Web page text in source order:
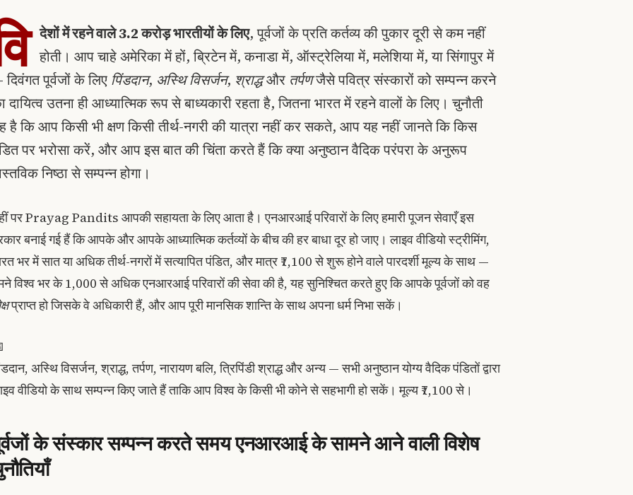
देशों में रहने वाले 3.2 करोड़ भारतीयों के लिए, पूर्वजों के प्रति कर्तव्य की पुकार दूरी से कम नहीं
होती। आप चाहे अमेरिका में हों, ब्रिटेन में, कनाडा में, ऑस्ट्रेलिया में, मलेशिया में, या सिंगापुर में
पूर्वजों के लिए पिंडदान, अस्थि विसर्जन, श्राद्धऔर तर्पणजैसे पवित्र संस्कारों को सम्पन्न करने
दायित्व उतना ही आध्यात्मिक रूप से बाध्यकारी रहता है, जितना भारत में रहने वालों के लिए। चुनौती
है कि आप किसी भी क्षण किसी तीर्थ-नगरी की यात्रा नहीं कर सकते, आप यह नहीं जानते कि किस
पर भरोसा करें, और आप इस बात की चिंता करते हैं कि क्या अनुष्ठान वैदिक परंपरा के अनुरूप
निष्ठा से सम्पन्न होगा।
पर Prayag Pandits आपकी सहायता के लिए आता है। एनआरआई परिवारों के लिए हमारी पूजन सेवाएँ इस
बनाई गई हैं कि आपके और आपके आध्यात्मिक कर्तव्यों के बीच की हर बाधा दूर हो जाए। लाइव वीडियो स्ट्रीमिंग,
भर में सात या अधिक तीर्थ-नगरों में सत्यापित पंडित, और मात्र ₹7,100 से शुरू होने वाले पारदर्शी मूल्य के साथ —
विश्व भर के 1,000 से अधिक एनआरआई परिवारों की सेवा की है, यह सुनिश्चित करते हुए कि आपके पूर्वजों को वह
प्राप्त हो जिसके वे अधिकारी हैं, और आप पूरी मानसिक शान्ति के साथ अपना धर्म निभा सकें।
अस्थि विसर्जन, श्राद्ध, तर्पण, नारायण बलि, त्रिपिंडी श्राद्ध और अन्य — सभी अनुष्ठान योग्य वैदिक पंडितों द्वारा
वीडियो के साथ सम्पन्न किए जाते हैं ताकि आप विश्व के किसी भी कोने से सहभागी हो सकें। मूल्य ₹7,100 से।
के संस्कार सम्पन्न करते समय एनआरआई के सामने आने वाली विशेष